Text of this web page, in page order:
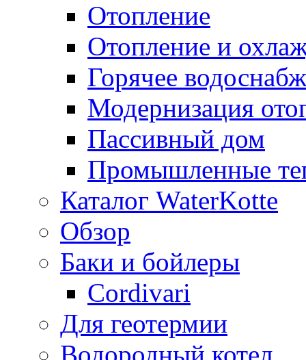
Отопление
Отопление и
Горячее
Модернизация
Пассивный дом
Промышленные
Каталог WaterKotte
Обзор
Баки и бойлеры
Cordivari
Для геотермии